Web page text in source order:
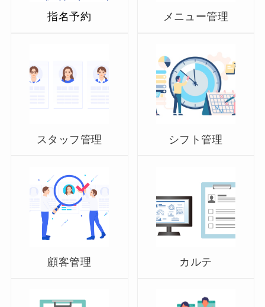
指名予約 メニュー管理
スタッフ管理 シフト管理
顧客管理 カルテ